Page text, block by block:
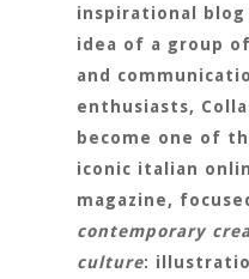
inspirational blog
idea of a group
and
enthusiasts,
become one of
iconic italian
magazine,
contemporary
culture: